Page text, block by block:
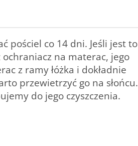
pościel co 14 dni. Jeśli jest to
na materac, jego
z ramy łóżka i dokładnie
przewietrzyć go na słońcu.
do jego czyszczenia.